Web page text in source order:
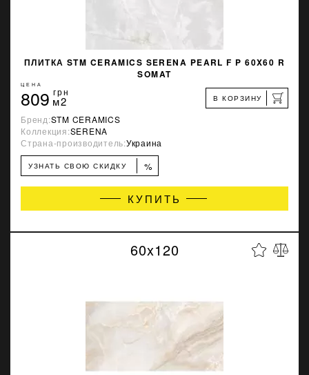
ПЛИТКА STM CERAMICS SERENA PEARL F P 60X60 R
SOMAT
ЦЕНА
809 грн
м2 В КОРЗИНУ
Бренд:STM CERAMICS
Коллекция:SERENA
Страна-производитель:Украина
УЗНАТЬ СВОЮ СКИДКУ %
КУПИТЬ
60x120